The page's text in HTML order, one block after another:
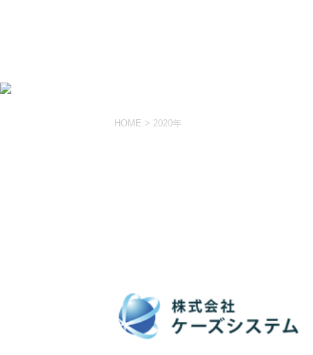
HOME > 2020年